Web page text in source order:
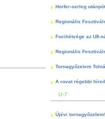
Horfer-serleg
Regionális
Focihétvége az U8-
Regionális
Tornagyőzelem
A rovat régebbi
U-7
Újévi tornagyőzelem!